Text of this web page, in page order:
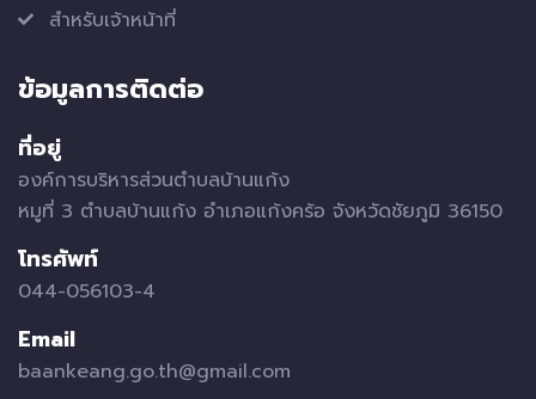
สำหรับเจ้าหน้าที่
ข้อมูลการติดต่อ
ที่อยู่
องค์การบริหารส่วนตำบลบ้านแก้ง
หมูที่ 3 ตำบลบ้านแก้ง อำเภอแก้งคร้อ จังหวัดชัยภูมิ 36150
โทรศัพท์
044-056103-4
Email
baankeang.go.th@gmail.com